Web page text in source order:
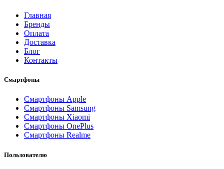
Главная
Бренды
Оплата
Доставка
Блог
Контакты
Смартфоны
Смартфоны Apple
Смартфоны Samsung
Смартфоны Xiaomi
Смартфоны OnePlus
Смартфоны Realme
Пользователю